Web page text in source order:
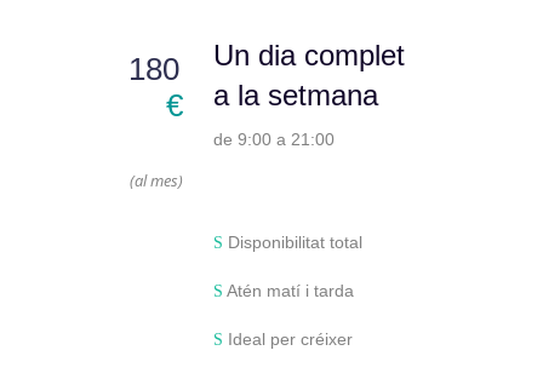
180
€
(al mes)
Un dia complet
a la setmana
de 9:00 a 21:00
Disponibilitat total
Atén matí i tarda
Ideal per créixer